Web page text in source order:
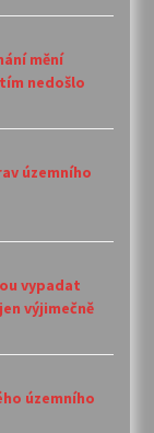
mění
nedošlo
územního
vypadat
výjimečně
územního